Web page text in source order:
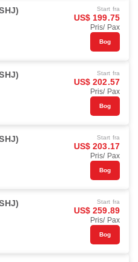
Start fra
US$ 199.75
Pris/ Pax
Bog
Start fra
US$ 202.57
Pris/ Pax
Bog
Start fra
US$ 203.17
Pris/ Pax
Bog
Start fra
US$ 259.89
Pris/ Pax
Bog